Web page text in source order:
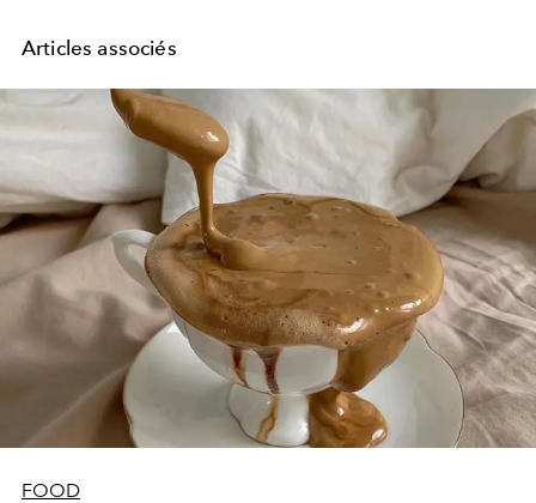
Articles associés
FOOD